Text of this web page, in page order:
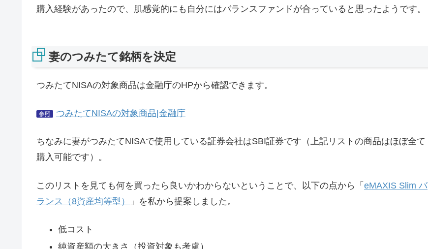
購入経験があったので、肌感覚的にも自分にはバランスファンドが合っていると思ったようです。
妻のつみたて銘柄を決定
つみたてNISAの対象商品は金融庁のHPから確認できます。
参照 つみたてNISAの対象商品|金融庁
ちなみに妻がつみたてNISAで使用している証券会社はSBI証券です（上記リストの商品はほぼ全て
購入可能です）。
このリストを見ても何を買ったら良いかわからないということで、以下の点から「 eMAXIS Slim バ
ランス（8資産均等型）
」を私から提案しました。
低コスト
純資産額の大きさ（投資対象も考慮）